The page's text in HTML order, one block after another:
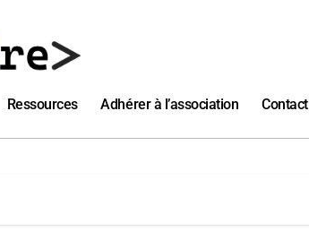
Ressources Adhérer à l’association Contact